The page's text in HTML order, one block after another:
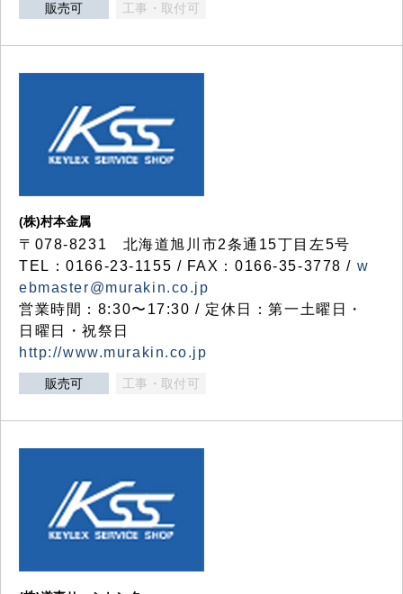
販売可 工事・取付可
(株)村本金属
〒078-8231 北海道旭川市2条通15丁目左5号
TEL：0166-23-1155 / FAX：0166-35-3778 / w
ebmaster@murakin.co.jp
営業時間：8:30〜17:30 / 定休日：第一土曜日・
日曜日・祝祭日
http://www.murakin.co.jp
販売可 工事・取付可